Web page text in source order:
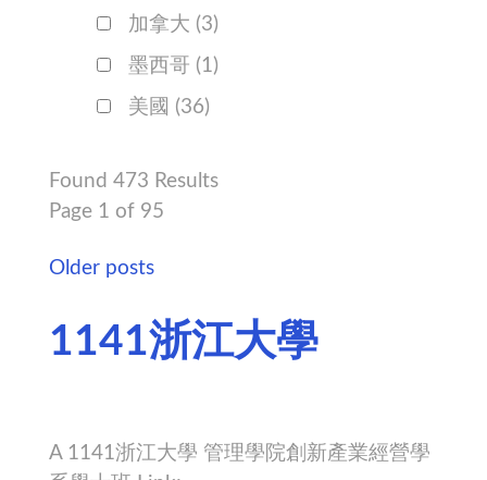
加拿大 (3)
墨西哥 (1)
美國 (36)
Found 473 Results
Page 1 of 95
Older posts
1141浙江大學
A 1141浙江大學 管理學院創新產業經營學